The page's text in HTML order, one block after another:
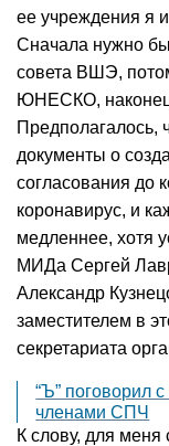
ее учреждения я
Сначала нужно
совета ВШЭ,
ЮНЕСКО,
документы о
согласования до
коронавирус, и
медленнее, хотя
МИДа Сергей
Александр
заместителем в
секретариата
“Ъ” поговорил
членами СПЧ
К слову, для